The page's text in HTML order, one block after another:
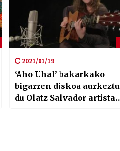
2021/01/19
‘Aho Uhal’ bakarkako
bigarren diskoa aurkeztu
du Olatz Salvador artista